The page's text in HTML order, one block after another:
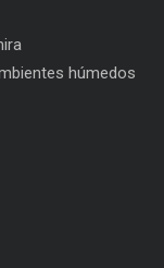
húmedos